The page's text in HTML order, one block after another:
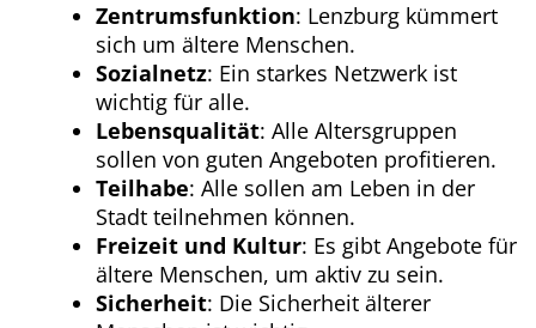
Zentrumsfunktion: Lenzburg kümmert
sich um ältere Menschen.
Sozialnetz: Ein starkes Netzwerk ist
wichtig für alle.
Lebensqualität: Alle Altersgruppen
sollen von guten Angeboten profitieren.
Teilhabe: Alle sollen am Leben in der
Stadt teilnehmen können.
Freizeit und Kultur: Es gibt Angebote für
ältere Menschen, um aktiv zu sein.
Sicherheit: Die Sicherheit älterer